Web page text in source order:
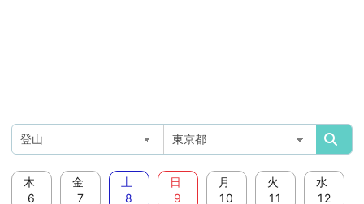
木
6
金
7
土
8
日
9
月
10
火
11
水
12